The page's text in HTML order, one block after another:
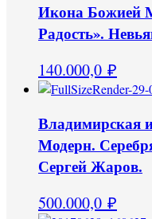
Икона Божией
Радость».
140.000,0 ₽
Владимирская
Модерн.
Сергей Жаров.
500.000,0 ₽